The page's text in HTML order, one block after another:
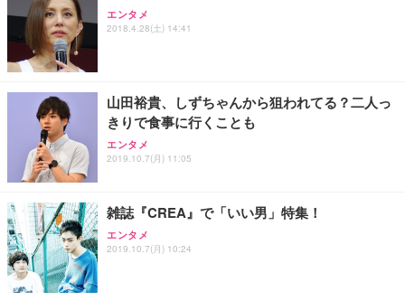
エンタメ
2018.4.28(土) 14:41
山田裕貴、しずちゃんから狙われてる？二人っ
きりで食事に行くことも
エンタメ
2019.10.7(月) 11:05
雑誌『CREA』で「いい男」特集！
エンタメ
2019.10.7(月) 10:24